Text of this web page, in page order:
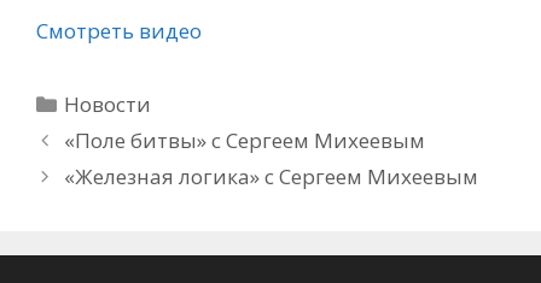
Смотреть видео
Рубрики
Новости
«Поле битвы» с Сергеем Михеевым
«Железная логика» с Сергеем Михеевым